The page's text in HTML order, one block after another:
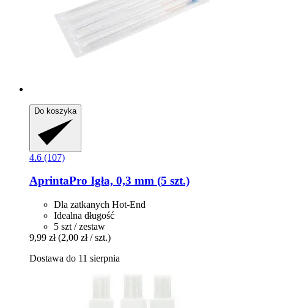
Do koszyka
4.6 (107)
AprintaPro Igła, 0,3 mm (5 szt.)
Dla zatkanych Hot-End
Idealna długość
5 szt / zestaw
9,99 zł (2,00 zł / szt.)
Dostawa do 11 sierpnia